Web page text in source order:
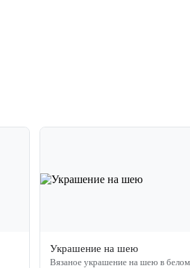
Украшение на шею
Вязаное украшение на шею в белом